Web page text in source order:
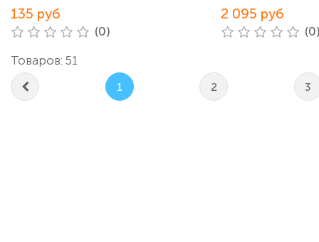
135 руб
(0)
2 095 руб
Товаров: 51
1 2 3